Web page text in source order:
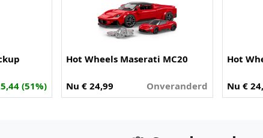
(51%)
Hot Wheels Maserati MC20
Nu € 24,99 Onveranderd
Hot
Nu €